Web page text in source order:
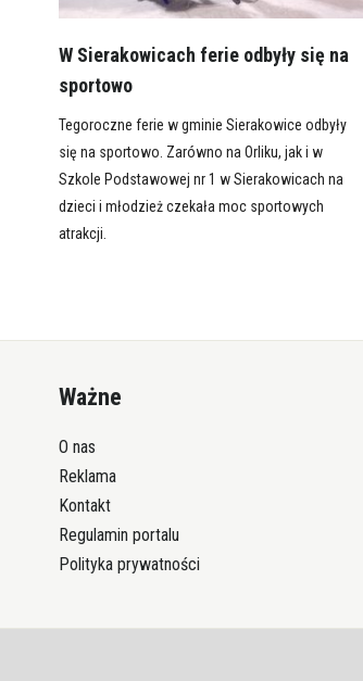
W Sierakowicach ferie odbyły się na
sportowo
Tegoroczne ferie w gminie Sierakowice odbyły
się na sportowo. Zarówno na Orliku, jak i w
Szkole Podstawowej nr 1 w Sierakowicach na
dzieci i młodzież czekała moc sportowych
atrakcji.
Ważne
O nas
Reklama
Kontakt
Regulamin portalu
Polityka prywatności